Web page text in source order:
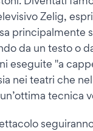
Zelig,
principalmente
da un testo o
eseguite "a
nei teatri che
tecnica